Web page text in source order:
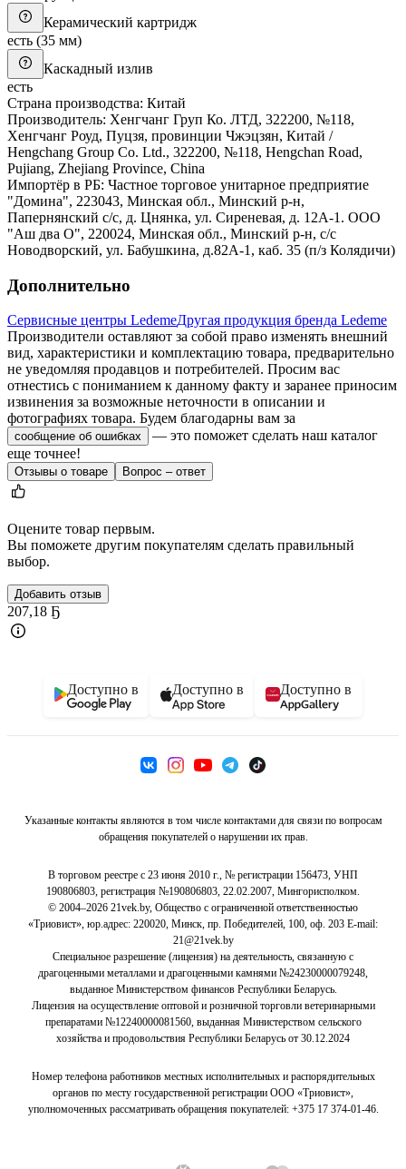
Керамический картридж
есть (35 мм)
Каскадный излив
есть
Страна производства: Китай
Производитель: Хенгчанг Груп Ко. ЛТД, 322200, №118,
Хенгчанг Роуд, Пуцзя, провинции Чжэцзян, Китай /
Hengchang Group Co. Ltd., 322200, №118, Hengchan Road,
Pujiang, Zhejiang Province, China
Импортёр в РБ: Частное торговое унитарное предприятие
"Домина", 223043, Минская обл., Минский р-н,
Папернянский с/с, д. Цнянка, ул. Сиреневая, д. 12А-1. ООО
"Аш два О", 220024, Минская обл., Минский р-н, с/с
Новодворский, ул. Бабушкина, д.82А-1, каб. 35 (п/з Колядичи)
Дополнительно
Сервисные центры LedemeДругая продукция бренда Ledeme
Производители оставляют за собой право изменять внешний
вид, характеристики и комплектацию товара, предварительно
не уведомляя продавцов и потребителей. Просим вас
отнестись с пониманием к данному факту и заранее приносим
извинения за возможные неточности в описании и
фотографиях товара. Будем благодарны вам за
сообщение об ошибках
— это поможет сделать наш каталог
еще точнее!
Отзывы о товаре Вопрос – ответ
Оцените товар первым.
Вы поможете другим покупателям сделать правильный
выбор.
Добавить отзыв
207,18 Ҕ
Доступно в Доступно в Доступно в
Указанные контакты являются в том числе контактами для связи по вопросам
обращения покупателей о нарушении их прав.
В торговом реестре с 23 июня 2010 г., № регистрации 156473, УНП
190806803, регистрация №190806803, 22.02.2007, Мингорисполком.
© 2004–2026 21vek.by, Общество с ограниченной ответственностью
«Триовист», юр.адрес: 220020, Минск, пр. Победителей, 100, оф. 203 E-mail:
21@21vek.by
Специальное разрешение (лицензия) на деятельность, связанную с
драгоценными металлами и драгоценными камнями №24230000079248,
выданное Министерством финансов Республики Беларусь.
Лицензия на осуществление оптовой и розничной торговли ветеринарными
препаратами №12240000081560, выданная Министерством сельского
хозяйства и продовольствия Республики Беларусь от 30.12.2024
Номер телефона работников местных исполнительных и распорядительных
органов по месту государственной регистрации ООО «Триовист»,
уполномоченных рассматривать обращения покупателей:+375 17 374-01-46.